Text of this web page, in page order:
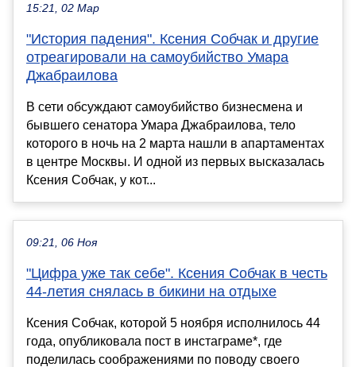
15:21, 02 Мар
"История падения". Ксения Собчак и другие
отреагировали на самоубийство Умара
Джабраилова
В сети обсуждают самоубийство бизнесмена и
бывшего сенатора Умара Джабраилова, тело
которого в ночь на 2 марта нашли в апартаментах
в центре Москвы. И одной из первых высказалась
Ксения Собчак, у кот...
09:21, 06 Ноя
"Цифра уже так себе". Ксения Собчак в честь
44-летия снялась в бикини на отдыхе
Ксения Собчак, которой 5 ноября исполнилось 44
года, опубликовала пост в инстаграме*, где
поделилась соображениями по поводу своего